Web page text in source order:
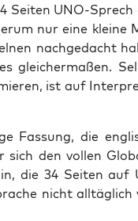
Sei­ten UNO-
nur eine klei­ne
nach­ge­dacht
glei­cher­ma­ßen.
ist auf
Fas­sung, die
sich den vol­len
die 34 Sei­ten auf
nicht